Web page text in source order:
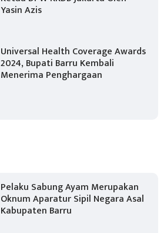
Yasin Azis
Universal Health Coverage Awards
2024, Bupati Barru Kembali
Menerima Penghargaan
Pelaku Sabung Ayam Merupakan
Oknum Aparatur Sipil Negara Asal
Kabupaten Barru